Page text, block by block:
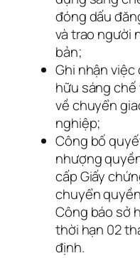
đóng dấu
và trao người
bản;
Ghi nhận
hữu sáng chế
về chuyển
nghiệp;
Công bố
nhượng
cấp Giấy
chuyển
Công báo sở
thời hạn 02
định.